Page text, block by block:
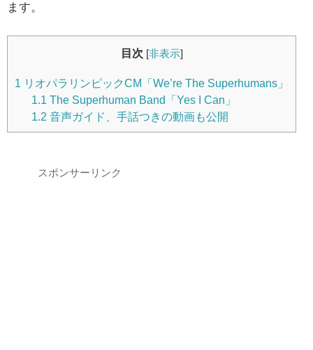
ます。
目次 [非表示]
1 リオパラリンピックCM「We’re The Superhumans」
1.1 The Superhuman Band「Yes I Can」
1.2 音声ガイド、手話つきの動画も公開
スポンサーリンク